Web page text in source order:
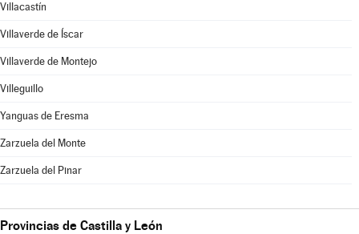
Villacastín
Villaverde de Íscar
Villaverde de Montejo
Villeguillo
Yanguas de Eresma
Zarzuela del Monte
Zarzuela del Pinar
Provincias de Castilla y León